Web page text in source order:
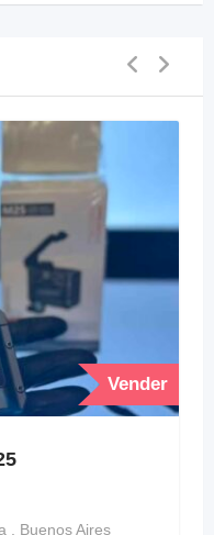
Vender
, Buenos Aires